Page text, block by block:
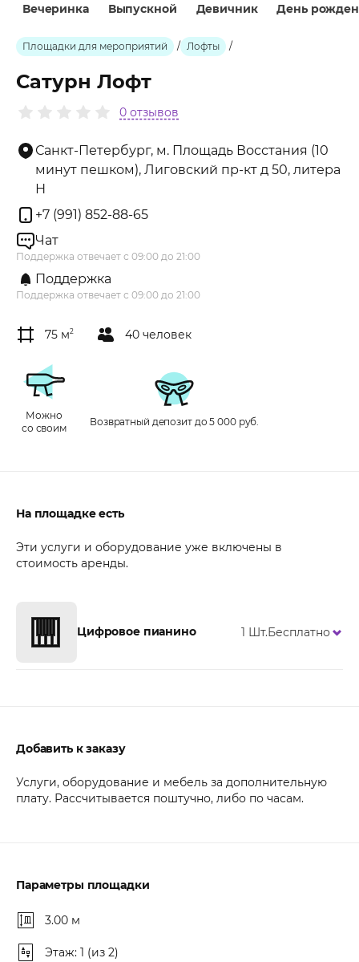
Вечеринка Выпускной Девичник День
Площадки для мероприятий / Лофты /
Сатурн Лофт
0 отзывов
Санкт-Петербург, м. Площадь Восстания (10
минут пешком), Лиговский пр-кт д 50, литера
Н
+7 (991) 852-88-65
Чат
Поддержка отвечает с 09:00 до 21:00
Поддержка
Поддержка отвечает с 09:00 до 21:00
75 м2 40 человек
Можно
со своим
Возвратный депозит до 5 000 руб.
На площадке есть
Эти услуги и оборудование уже включены в
стоимость аренды.
Цифровое пианино 1 Шт.Бесплатно
Добавить к заказу
Услуги, оборудование и мебель за дополнительную
плату. Рассчитывается поштучно, либо по часам.
Параметры площадки
3.00 м
Этаж: 1 (из 2)